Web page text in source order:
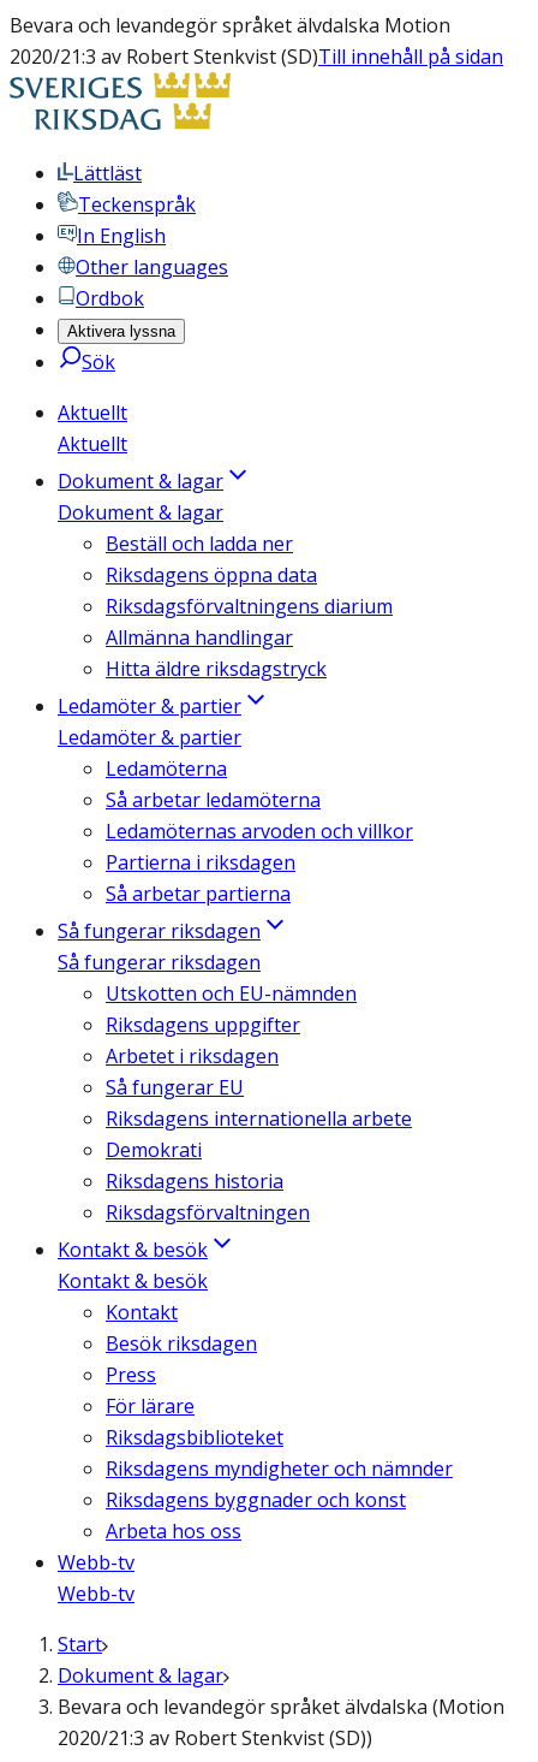
Bevara och levandegör språket älvdalska Motion
2020/21:3 av Robert Stenkvist (SD)Till innehåll på sidan
Lättläst
Teckenspråk
In English
Other languages
Ordbok
Aktivera lyssna
Sök
Aktuellt
Aktuellt
Dokument & lagar
Dokument & lagar
Beställ och ladda ner
Riksdagens öppna data
Riksdagsförvaltningens diarium
Allmänna handlingar
Hitta äldre riksdagstryck
Ledamöter & partier
Ledamöter & partier
Ledamöterna
Så arbetar ledamöterna
Ledamöternas arvoden och villkor
Partierna i riksdagen
Så arbetar partierna
Så fungerar riksdagen
Så fungerar riksdagen
Utskotten och EU-nämnden
Riksdagens uppgifter
Arbetet i riksdagen
Så fungerar EU
Riksdagens internationella arbete
Demokrati
Riksdagens historia
Riksdagsförvaltningen
Kontakt & besök
Kontakt & besök
Kontakt
Besök riksdagen
Press
För lärare
Riksdagsbiblioteket
Riksdagens myndigheter och nämnder
Riksdagens byggnader och konst
Arbeta hos oss
Webb-tv
Webb-tv
Start
Dokument & lagar
Bevara och levandegör språket älvdalska (Motion
2020/21:3 av Robert Stenkvist (SD))